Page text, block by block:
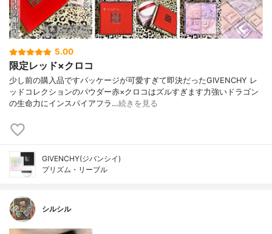
5.00
限定レッド×クロコ
少し前の購入品ですパッケージが可愛すぎて即決だったGIVENCHY レ
ッドコレクションのパウダー赤×クロコはズルすぎます力強いドラゴン
の生命力にインスパイアフラ…続きを見る
GIVENCHY(ジバンシイ)
プリズム・リーブル
シルシル